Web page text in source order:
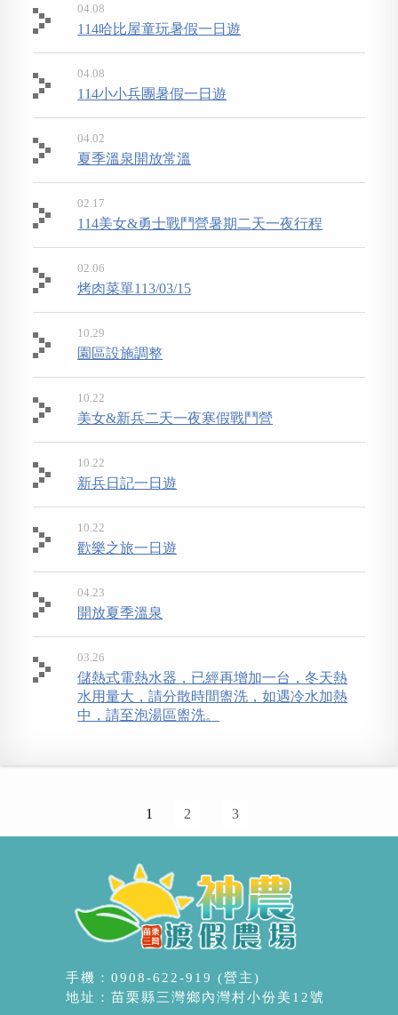
04.08
114哈比屋童玩暑假一日遊
04.08
114小小兵團暑假一日遊
04.02
夏季溫泉開放常溫
02.17
114美女&勇士戰鬥營暑期二天一夜行程
02.06
烤肉菜單113/03/15
10.29
園區設施調整
10.22
美女&新兵二天一夜寒假戰鬥營
10.22
新兵日記一日遊
10.22
歡樂之旅一日遊
04.23
開放夏季溫泉
03.26
儲熱式電熱水器，已經再增加一台，冬天熱
水用量大，請分散時間盥洗，如遇冷水加熱
中，請至泡湯區盥洗。
1 2 3
手機：0908-622-919 (營主)
地址：苗栗縣三灣鄉內灣村小份美12號